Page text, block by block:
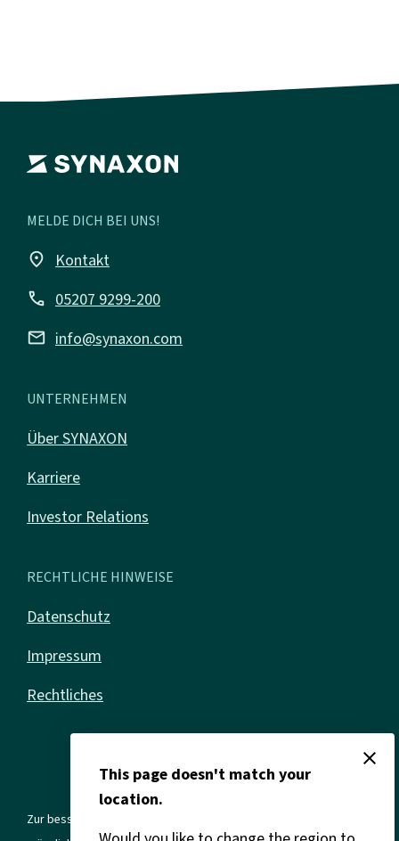
MELDE DICH BEI UNS!
place Kontakt
call 05207 9299-200
mail info@synaxon.com
UNTERNEHMEN
Über SYNAXON
Karriere
Investor Relations
RECHTLICHE HINWEISE
Datenschutz
Impressum
Rechtliches
Zur besseren Lesbarkeit verwenden wir in allen Texten die
close
This page doesn't match your
location.